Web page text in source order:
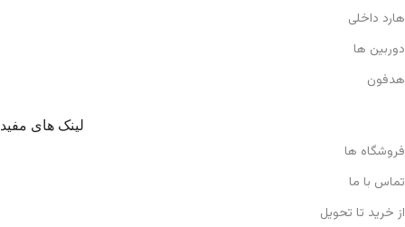
هارد داخلی
دوربین ها
هدفون
لینک های مفید
فروشگاه ها
تماس با ما
از خرید تا تحویل